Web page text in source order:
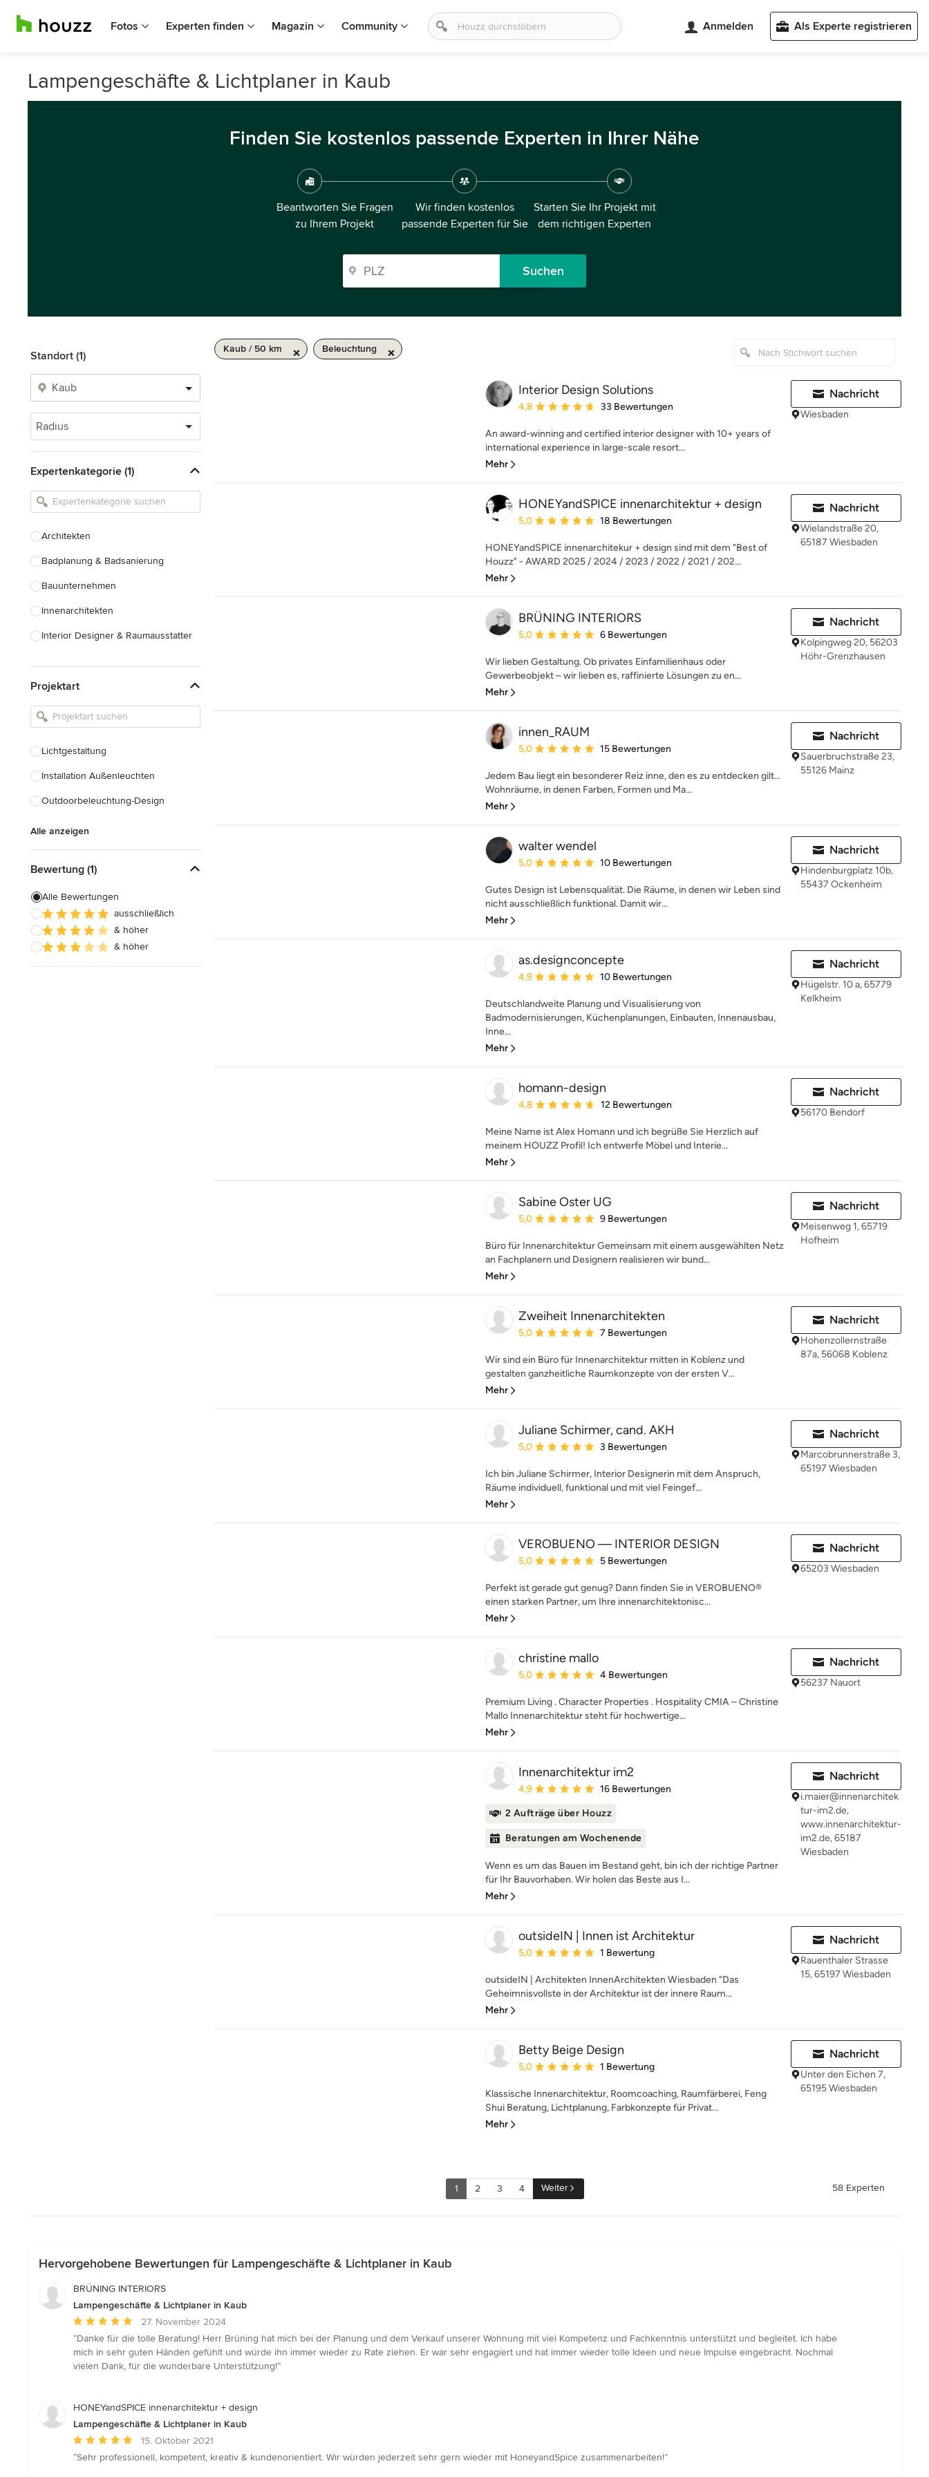
Fotos Experten finden Magazin Community Anmelden Als Experte registrieren
Lampengeschäfte & Lichtplaner in Kaub
Finden Sie kostenlos passende Experten in Ihrer Nähe
Beantworten Sie Fragen
zu Ihrem Projekt
Wir finden kostenlos
passende Experten für Sie
Starten Sie Ihr Projekt mit
dem richtigen Experten
Suchen
Standort (1)
Radius
Expertenkategorie (1)
Architekten
Badplanung & Badsanierung
Bauunternehmen
Innenarchitekten
Interior Designer & Raumausstatter
Landschaftsarchitekten
Armaturen & Sanitärbedarf
Einbauschränke
Projektart
Lichtgestaltung
Installation Außenleuchten
Outdoorbeleuchtung-Design
Alle anzeigen
Bewertung (1)
Alle Bewertungen
ausschließlich
& höher
& höher
Kaub / 50 km Beleuchtung
Interior Design Solutions
Durchschnittliche Bewertung: 4.8 von 5 Sternen
4,8 33 Bewertungen
An award-winning and certified interior designer with 10+ years of
international experience in large-scale resort...
Mehr
Nachricht
Wiesbaden
HONEYandSPICE innenarchitektur + design
Durchschnittliche Bewertung: 5 von 5 Sternen
5,0 18 Bewertungen
HONEYandSPICE innenarchitekur + design sind mit dem "Best of
Houzz" - AWARD 2025 / 2024 / 2023 / 2022 / 2021 / 202...
Mehr
Nachricht
Wielandstraße 20,
65187 Wiesbaden
BRÜNING INTERIORS
Durchschnittliche Bewertung: 5 von 5 Sternen
5,0 6 Bewertungen
Wir lieben Gestaltung. Ob privates Einfamilienhaus oder
Gewerbeobjekt – wir lieben es, raffinierte Lösungen zu en...
Mehr
Nachricht
Kolpingweg 20, 56203
Höhr-Grenzhausen
innen_RAUM
Durchschnittliche Bewertung: 5 von 5 Sternen
5,0 15 Bewertungen
Jedem Bau liegt ein besonderer Reiz inne, den es zu entdecken gilt...
Wohnräume, in denen Farben, Formen und Ma...
Mehr
Nachricht
Sauerbruchstraße 23,
55126 Mainz
walter wendel
Durchschnittliche Bewertung: 5 von 5 Sternen
5,0 10 Bewertungen
Gutes Design ist Lebensqualität. Die Räume, in denen wir Leben sind
nicht ausschließlich funktional. Damit wir...
Mehr
Nachricht
Hindenburgplatz 10b,
55437 Ockenheim
as.designconcepte
Durchschnittliche Bewertung: 4.9 von 5 Sternen
4,9 10 Bewertungen
Deutschlandweite Planung und Visualisierung von
Badmodernisierungen, Küchenplanungen, Einbauten, Innenausbau,
Inne...
Mehr
Nachricht
Hügelstr. 10 a, 65779
Kelkheim
homann-design
Durchschnittliche Bewertung: 4.8 von 5 Sternen
4,8 12 Bewertungen
Meine Name ist Alex Homann und ich begrüße Sie Herzlich auf
meinem HOUZZ Profil! Ich entwerfe Möbel und Interie...
Mehr
Nachricht
56170 Bendorf
Sabine Oster UG
Durchschnittliche Bewertung: 5 von 5 Sternen
5,0 9 Bewertungen
Büro für Innenarchitektur Gemeinsam mit einem ausgewählten Netz
an Fachplanern und Designern realisieren wir bund...
Mehr
Nachricht
Meisenweg 1, 65719
Hofheim
Zweiheit Innenarchitekten
Durchschnittliche Bewertung: 5 von 5 Sternen
5,0 7 Bewertungen
Wir sind ein Büro für Innenarchitektur mitten in Koblenz und
gestalten ganzheitliche Raumkonzepte von der ersten V...
Mehr
Nachricht
Hohenzollernstraße
87a, 56068 Koblenz
Juliane Schirmer, cand. AKH
Durchschnittliche Bewertung: 5 von 5 Sternen
5,0 3 Bewertungen
Ich bin Juliane Schirmer, Interior Designerin mit dem Anspruch,
Räume individuell, funktional und mit viel Feingef...
Mehr
Nachricht
Marcobrunnerstraße 3,
65197 Wiesbaden
VEROBUENO — INTERIOR DESIGN
Durchschnittliche Bewertung: 5 von 5 Sternen
5,0 5 Bewertungen
Perfekt ist gerade gut genug? Dann finden Sie in VEROBUENO®
einen starken Partner, um Ihre innenarchitektonisc...
Mehr
Nachricht
65203 Wiesbaden
christine mallo
Durchschnittliche Bewertung: 5 von 5 Sternen
5,0 4 Bewertungen
Premium Living . Character Properties . Hospitality CMIA – Christine
Mallo Innenarchitektur steht für hochwertige...
Mehr
Nachricht
56237 Nauort
Innenarchitektur im2
Durchschnittliche Bewertung: 4.9 von 5 Sternen
4,9 16 Bewertungen
2 Aufträge über Houzz
Beratungen am Wochenende
Wenn es um das Bauen im Bestand geht, bin ich der richtige Partner
für Ihr Bauvorhaben. Wir holen das Beste aus I...
Mehr
Nachricht
i.maier@innenarchitek
tur-im2.de,
www.innenarchitektur-
im2.de, 65187
Wiesbaden
outsideIN | Innen ist Architektur
Durchschnittliche Bewertung: 5 von 5 Sternen
5,0 1 Bewertung
outsideIN | Architekten InnenArchitekten Wiesbaden "Das
Geheimnisvollste in der Architektur ist der innere Raum...
Mehr
Nachricht
Rauenthaler Strasse
15, 65197 Wiesbaden
Betty Beige Design
Durchschnittliche Bewertung: 5 von 5 Sternen
5,0 1 Bewertung
Klassische Innenarchitektur, Roomcoaching, Raumfärberei, Feng
Shui Beratung, Lichtplanung, Farbkonzepte für Privat...
Mehr
Nachricht
Unter den Eichen 7,
65195 Wiesbaden
1 2 3 4 Weiter 58 Experten
Hervorgehobene Bewertungen für Lampengeschäfte & Lichtplaner in Kaub
BRÜNING INTERIORS
Lampengeschäfte & Lichtplaner in Kaub
Durchschnittliche
Bewertung:
5
von
27. November 2024
“Danke für die tolle Beratung! Herr Brüning hat mich bei der Planung und dem Verkauf unserer Wohnung mit viel Kompetenz und Fachkenntnis unterstützt und begleitet. Ich habe
mich in sehr guten Händen gefühlt und würde ihn immer wieder zu Rate ziehen. Er war sehr engagiert und hat immer wieder tolle Ideen und neue Impulse eingebracht. Nochmal
vielen Dank, für die wunderbare Unterstützung!”
HONEYandSPICE innenarchitektur + design
Lampengeschäfte & Lichtplaner in Kaub
Durchschnittliche
Bewertung:
15. Oktober 2021
“Sehr professionell, kompetent, kreativ & kundenorientiert. Wir würden jederzeit sehr gern wieder mit HoneyandSpice zusammenarbeiten!”